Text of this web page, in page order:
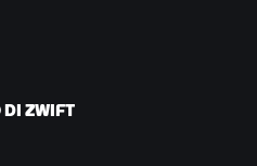
DI ZWIFT